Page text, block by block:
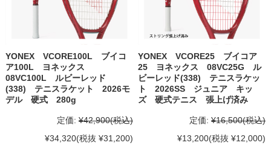
YONEX VCORE100L ブイコ
ア100L ヨネックス
08VC100L ルビーレッド
(338) テニスラケット 2026モ
デル 硬式 280g
定価: ¥42,900(税込)
¥34,320(税抜 ¥31,200)
YONEX VCORE25 ブイコア
25 ヨネックス 08VC25G ル
ビーレッド(338) テニスラケッ
ト 2026SS ジュニア キッ
ズ 硬式テニス 張上げ済み
定価: ¥16,500(税込)
¥13,200(税抜 ¥12,000)